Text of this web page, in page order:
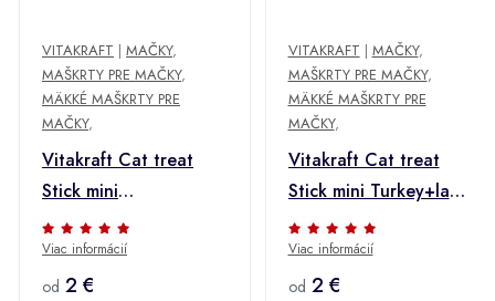
VITAKRAFT | MAČKY,
MAŠKRTY PRE MAČKY,
MÄKKÉ MAŠKRTY PRE
MAČKY,
Vitakraft Cat treat
Stick mini
Salmon+Trout 3x6g +
Množstevná zľava
Viac informácií
od 2 €
VITAKRAFT | MAČKY,
MAŠKRTY PRE MAČKY,
MÄKKÉ MAŠKRTY PRE
MAČKY,
Vitakraft Cat treat
Stick mini Turkey+lamb
3x6g + Množstevná
zľava
Viac informácií
od 2 €